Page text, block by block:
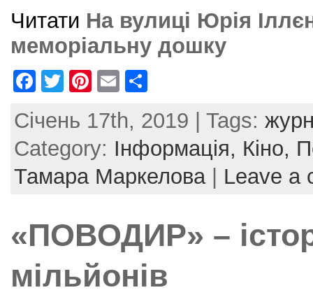
Читати На вулиці Юрія
меморіальну дошку
F
c
e
b
T
itt
er
Pi
er
e
st
E
ai
l
ar
e
Січень 17th, 2019 | Tags:
Category: Інформація, Кіно,
Тамара Маркелова| Leave a
«ПОВОДИР» –
мільйонів